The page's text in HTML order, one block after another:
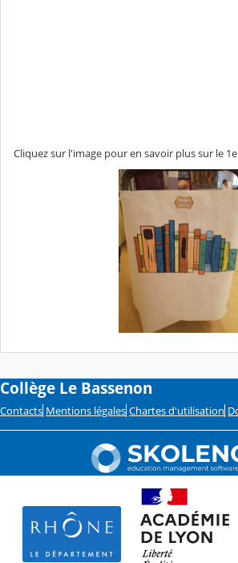
Cliquez sur l'image pour en savoir plus sur le
Collège Le Bassenon
Contacts Mentions légales Chartes d'utilisation